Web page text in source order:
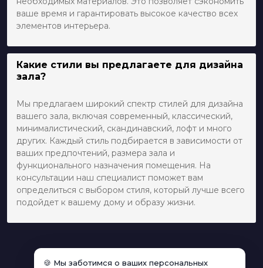
ваше время и гарантировать высокое качество всех
элементов интерьера.
Какие стили вы предлагаете для дизайна
зала?
Мы предлагаем широкий спектр стилей для дизайна
вашего зала, включая современный, классический,
минималистический, скандинавский, лофт и много
других. Каждый стиль подбирается в зависимости от
ваших предпочтений, размера зала и
функционального назначения помещения. На
консультации наш специалист поможет вам
определиться с выбором стиля, который лучше всего
подойдет к вашему дому и образу жизни.
🍪 Мы заботимся о ваших персональных